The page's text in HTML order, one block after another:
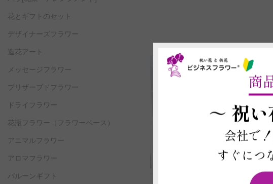
花とギフトのセット
デザイナーズフラワー
造花アート
メッセージフラワー
プリザーブドフラワー
ドライフラワー
花瓶フラワー （フラワーベース）
アニマルフラワー
アロマフラワー
バルーンギフト
商
～ 祝
会社で
すぐにつ